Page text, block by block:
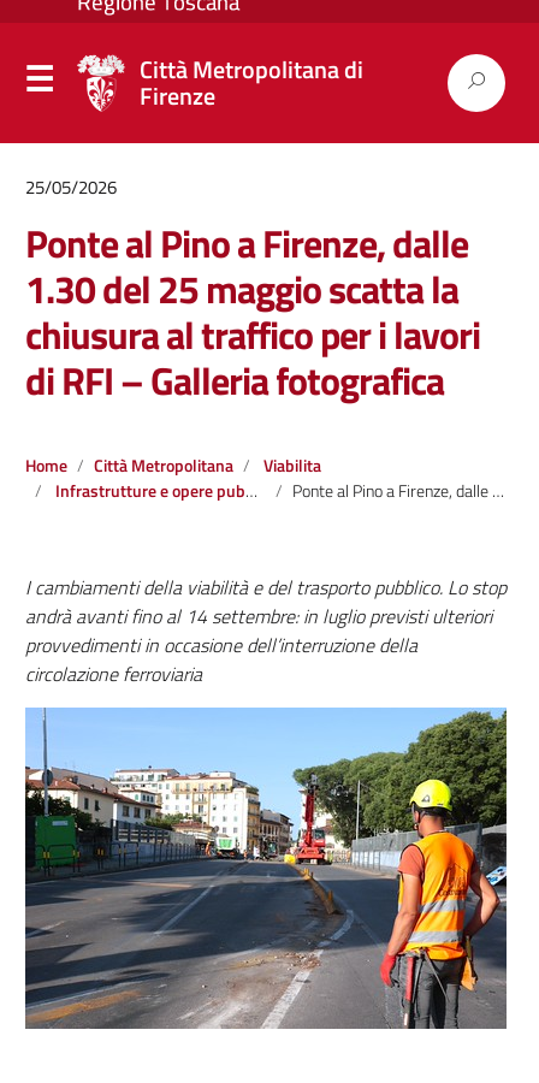
Città Metropolitana di
Firenze
25/05/2026
Ponte al Pino a Firenze, dalle
1.30 del 25 maggio scatta la
chiusura al traffico per i lavori
di RFI – Galleria fotografica
Home Città Metropolitana
Viabilita
Infrastrutture e opere pubbliche
Ponte al Pino a Firenze, dalle 1.30 del 25 maggio scatta la chiusura al traffico per i lavori di RFI – Galleria fotografica
I cambiamenti della viabilità e del trasporto pubblico. Lo stop
andrà avanti fino al 14 settembre: in luglio previsti ulteriori
provvedimenti in occasione dell’interruzione della
circolazione ferroviaria